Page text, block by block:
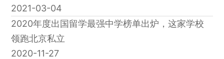
2021-03-04
2020年度出国留学最强中学榜单出炉，这家学校
领跑北京私立
2020-11-27